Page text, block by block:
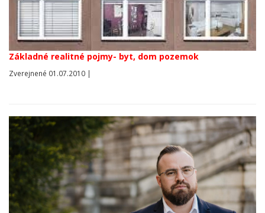
Základné realitné pojmy- byt, dom pozemok
Zverejnené 01.07.2010 |